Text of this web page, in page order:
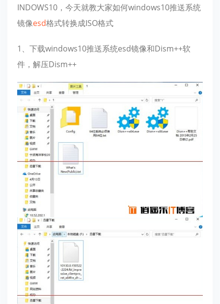
INDOWS10，今天就教大家如何windows10推送系统
镜像esd格式转换成ISO格式
1、下载windows10推送系统esd镜像和Dism++软
件，解压Dism++